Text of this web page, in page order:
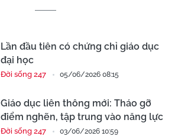
Lần đầu tiên có chứng chỉ giáo dục
đại học
Đời sống 247 05/06/2026 08:15
Giáo dục liên thông mới: Tháo gỡ
điểm nghẽn, tập trung vào năng lực
Đời sống 247 03/06/2026 10:59